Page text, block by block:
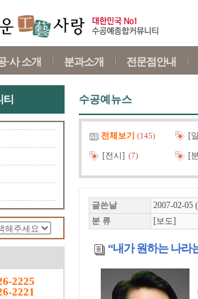
·사 소개 분과소개 전문점안내
티
2225
2221
수공예뉴스
전체보기 (145) [
[전시] (7) [
글쓴날
2007-02-05
분 류
[보도]
“내가 원하는 나라